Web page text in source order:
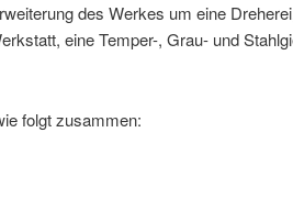
des Werkes um eine
eine Temper-, Grau- und
folgt zusammen: